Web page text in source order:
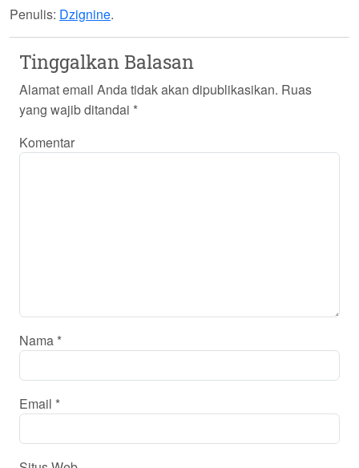
Penulis: Dzignine.
Tinggalkan Balasan
Alamat email Anda tidak akan dipublikasikan. Ruas
yang wajib ditandai *
Komentar
Nama *
Email *